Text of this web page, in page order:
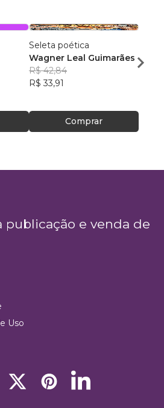
Seleta poética
Wagner Leal Guimarães
R$ 42,84
R$ 33,91
Comprar
ainda
Carla
publicação e venda de
Uso